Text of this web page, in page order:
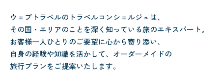
ウェブトラベルのトラベルコンシェルジュは、
その国・エリアのことを深く知っている旅のエキスパート。
お客様一人ひとりのご要望に心から寄り添い、
自身の経験や知識を活かして、オーダーメイドの
旅行プランをご提案いたします。